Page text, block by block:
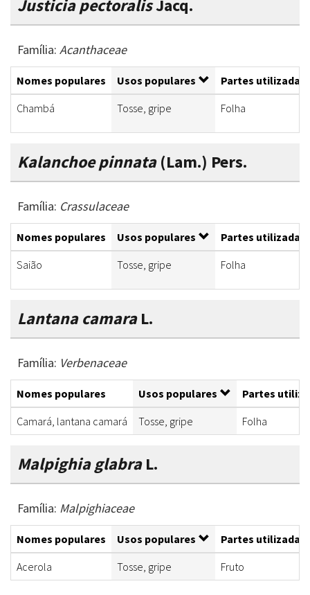
Justicia pectoralisJacq.
Família: Acanthaceae
Nomes populares Usos populares
Partes utilizadas
Chambá
Tosse, gripe Folha
Kalanchoe pinnata(Lam.) Pers.
Família: Crassulaceae
Nomes populares Usos populares
Partes utilizadas
Saião
Tosse, gripe Folha
Lantana camaraL.
Família: Verbenaceae
Nomes populares Usos populares
Partes
Camará, lantana camará
Tosse, gripe Folha
Malpighia glabraL.
Família: Malpighiaceae
Nomes populares Usos populares
Partes utilizadas
Acerola
Tosse, gripe Fruto